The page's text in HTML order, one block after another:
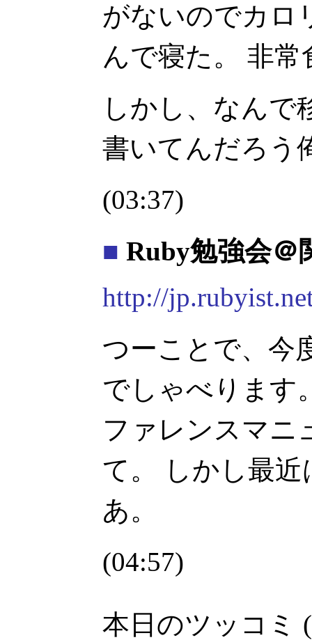
がないのでカロ
んで寝た。 非常
しかし、なんで
書いてんだろ
(03:37)
■ Ruby勉強会＠
http://
つーことで、今
でしゃべります
ファレンスマニ
て。 しかし最
あ。
(04:57)
本日のツッコミ